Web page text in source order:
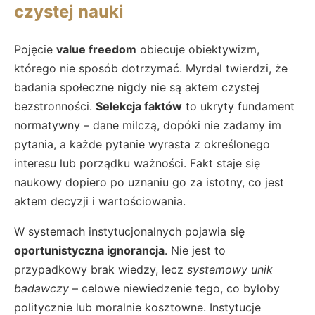
czystej nauki
Pojęcie value freedom obiecuje obiektywizm,
którego nie sposób dotrzymać. Myrdal twierdzi, że
badania społeczne nigdy nie są aktem czystej
bezstronności. Selekcja faktów to ukryty fundament
normatywny – dane milczą, dopóki nie zadamy im
pytania, a każde pytanie wyrasta z określonego
interesu lub porządku ważności. Fakt staje się
naukowy dopiero po uznaniu go za istotny, co jest
aktem decyzji i wartościowania.
W systemach instytucjonalnych pojawia się
oportunistyczna ignorancja. Nie jest to
przypadkowy brak wiedzy, lecz systemowy unik
badawczy – celowe niewiedzenie tego, co byłoby
politycznie lub moralnie kosztowne. Instytucje